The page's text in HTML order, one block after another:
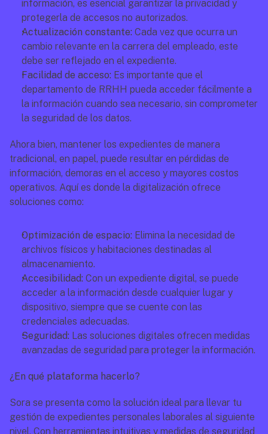
información, es esencial garantizar la privacidad y
protegerla de accesos no autorizados.
Actualización constante: Cada vez que ocurra un
cambio relevante en la carrera del empleado, este
debe ser reflejado en el expediente.
Facilidad de acceso: Es importante que el
departamento de RRHH pueda acceder fácilmente a
la información cuando sea necesario, sin comprometer
la seguridad de los datos.
Ahora bien, mantener los expedientes de manera
tradicional, en papel, puede resultar en pérdidas de
información, demoras en el acceso y mayores costos
operativos. Aquí es donde la digitalización ofrece
soluciones como:
Optimización de espacio: Elimina la necesidad de
archivos físicos y habitaciones destinadas al
almacenamiento.
Accesibilidad: Con un expediente digital, se puede
acceder a la información desde cualquier lugar y
dispositivo, siempre que se cuente con las
credenciales adecuadas.
Seguridad: Las soluciones digitales ofrecen medidas
avanzadas de seguridad para proteger la información.
¿En qué plataforma hacerlo?
Sora se presenta como la solución ideal para llevar tu
gestión de expedientes personales laborales al siguiente
nivel. Con herramientas intuitivas y medidas de seguridad